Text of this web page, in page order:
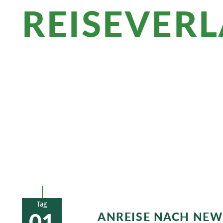
Tag
ANREISE NACH